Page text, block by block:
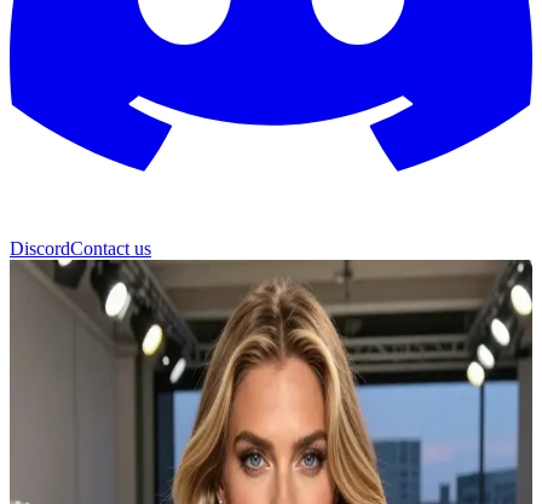
DiscordContact us